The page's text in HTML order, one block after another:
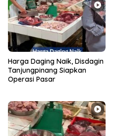
Harga Daging Naik, Disdagin
Tanjungpinang Siapkan
Operasi Pasar